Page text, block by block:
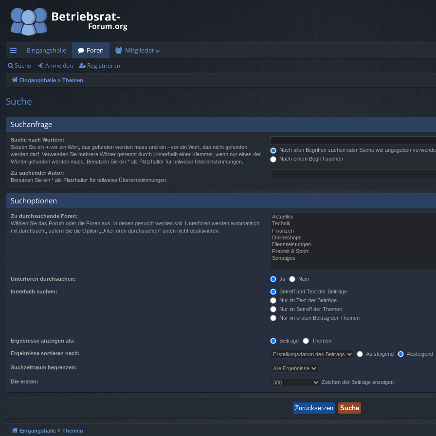
ch
ne
llz
rif
f
Eingangshalle Foren
Mitglieder
Suche Anmelden Registrieren
Eingangshalle Themen
Suche
Suchanfrage
Suche nach Wörtern:
Setzen Sie ein + vor ein Wort, das gefunden werden muss und ein - vor ein Wort, das nicht gefunden
werden darf. Verwenden Sie mehrere Wörter getrennt durch | innerhalb einer Klammer, wenn nur eines der
Wörter gefunden werden muss. Benutzen Sie ein * als Platzhalter für teilweise Übereinstimmungen.
Nach allen Begriffen suchen oder Suche wie angegeben
Nach einem Begriff suchen
Zu suchender Autor:
Benutzen Sie ein * als Platzhalter für teilweise Übereinstimmungen.
Suchoptionen
Zu durchsuchende Foren:
Wählen Sie das Forum oder die Foren aus, in denen gesucht werden soll. Unterforen werden automatisch
mit durchsucht, sofern Sie die Option „Unterforen durchsuchen“ unten nicht deaktivieren.
Unterforen durchsuchen: Ja Nein
Innerhalb suchen:
Betreff und Text der Beiträge
Nur im Text der Beiträge
Nur im Betreff der Themen
Nur im ersten Beitrag der Themen
Ergebnisse anzeigen als: Beiträge Themen
Ergebnisse sortieren nach: Aufsteigend Absteigend
Suchzeitraum begrenzen:
Die ersten: Zeichen der Beiträge anzeigen
Eingangshalle Themen